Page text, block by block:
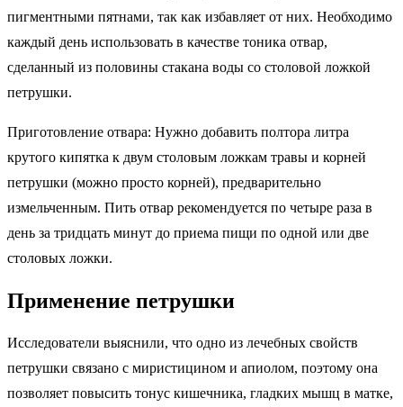
пигментными пятнами, так как избавляет от них. Необходимо
каждый день использовать в качестве тоника отвар,
сделанный из половины стакана воды со столовой ложкой
петрушки.
Приготовление отвара: Нужно добавить полтора литра
крутого кипятка к двум столовым ложкам травы и корней
петрушки (можно просто корней), предварительно
измельченным. Пить отвар рекомендуется по четыре раза в
день за тридцать минут до приема пищи по одной или две
столовых ложки.
Применение петрушки
Исследователи выяснили, что одно из лечебных свойств
петрушки связано с миристицином и апиолом, поэтому она
позволяет повысить тонус кишечника, гладких мышц в матке,